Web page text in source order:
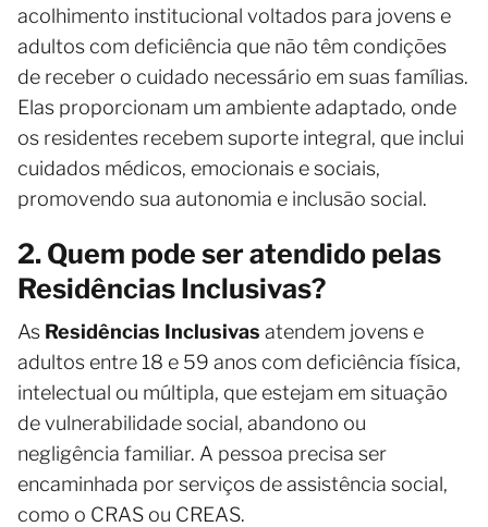
acolhimento institucional voltados para jovens e
adultos com deficiência que não têm condições
de receber o cuidado necessário em suas famílias.
Elas proporcionam um ambiente adaptado, onde
os residentes recebem suporte integral, que inclui
cuidados médicos, emocionais e sociais,
promovendo sua autonomia e inclusão social.
2. Quem pode ser atendido pelas
Residências Inclusivas?
As Residências Inclusivas atendem jovens e
adultos entre 18 e 59 anos com deficiência física,
intelectual ou múltipla, que estejam em situação
de vulnerabilidade social, abandono ou
negligência familiar. A pessoa precisa ser
encaminhada por serviços de assistência social,
como o CRAS ou CREAS.